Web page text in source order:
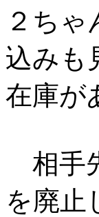
２ち
込みも
在庫が
相手
を廃止